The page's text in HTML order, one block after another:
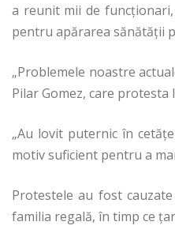
a reunit mii de
pentru apărarea sănătăţii
„Problemele noastre
Pilar Gomez, care
„Au lovit puternic în
motiv suficient pentru a
Protestele au fost
familia regală, în timp ce